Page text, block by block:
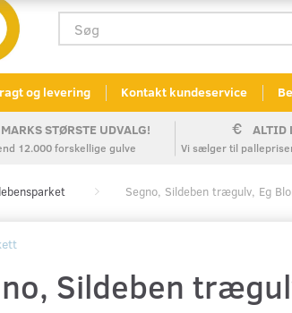
og levering Kontakt kundeservice
STØRSTE UDVALG!
12.000 forskellige gulve
ALTID
Vi sælger til
Segno, Sildeben trægulv, Eg
Sildeben